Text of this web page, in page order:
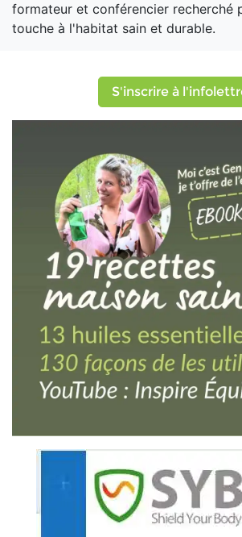
formateur et conférencier recherché
touche à l'habitat sain et durable.
S'inscrire à